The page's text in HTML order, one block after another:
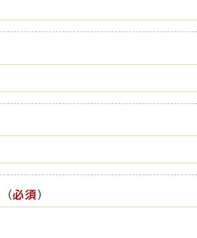
（必須）